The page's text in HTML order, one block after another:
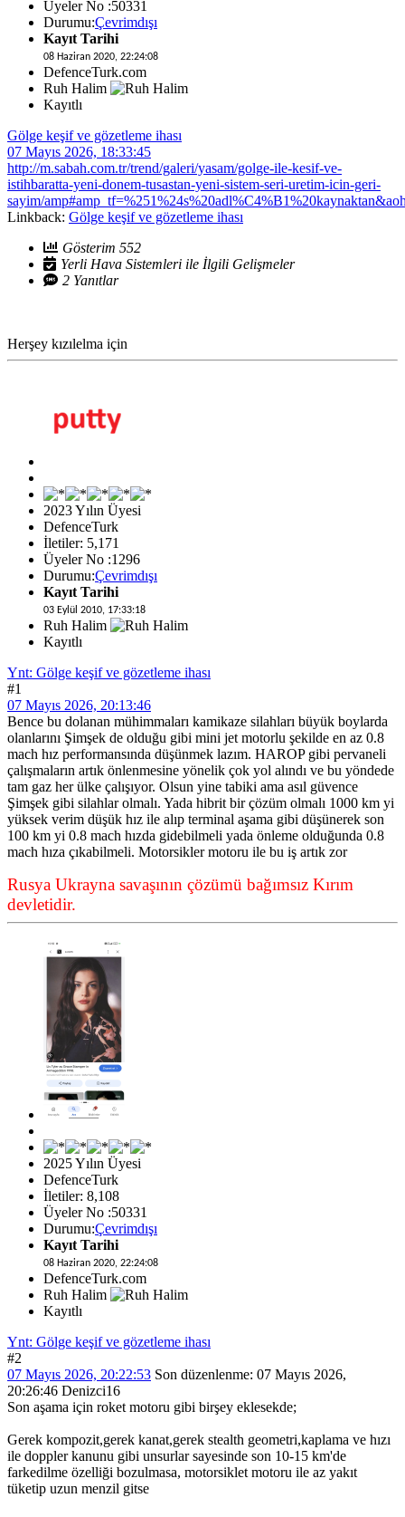
Üyeler No :50331
Durumu:Çevrimdışı
Kayıt Tarihi
08 Haziran 2020, 22:24:08
DefenceTurk.com
Ruh Halim
Kayıtlı
Gölge keşif ve gözetleme ihası
07 Mayıs 2026, 18:33:45
http://m.sabah.com.tr/trend/galeri/yasam/golge-ile-kesif-ve-
istihbaratta-yeni-donem-tusastan-yeni-sistem-seri-uretim-icin-geri-
sayim/
Linkback: Gölge keşif ve gözetleme ihası
Gösterim 552
Yerli Hava Sistemleri ile İlgili Gelişmeler
2 Yanıtlar
Herşey kızılelma için
2023 Yılın Üyesi
DefenceTurk
İletiler: 5,171
Üyeler No :1296
Durumu:Çevrimdışı
Kayıt Tarihi
03 Eylül 2010, 17:33:18
Ruh Halim
Kayıtlı
Ynt: Gölge keşif ve gözetleme ihası
#1
07 Mayıs 2026, 20:13:46
Bence bu dolanan mühimmaları kamikaze silahları büyük boylarda
olanlarını Şimşek de olduğu gibi mini jet motorlu şekilde en az 0.8
mach hız performansında düşünmek lazım. HAROP gibi pervaneli
çalışmaların artık önlenmesine yönelik çok yol alındı ve bu yöndede
tam gaz her ülke çalışıyor. Olsun yine tabiki ama asıl güvence
Şimşek gibi silahlar olmalı. Yada hibrit bir çözüm olmalı 1000 km yi
yüksek verim düşük hız ile alıp terminal aşama gibi düşünerek son
100 km yi 0.8 mach hızda gidebilmeli yada önleme olduğunda 0.8
mach hıza çıkabilmeli. Motorsikler motoru ile bu iş artık zor
Rusya Ukrayna savaşının çözümü bağımsız Kırım
devletidir.
2025 Yılın Üyesi
DefenceTurk
İletiler: 8,108
Üyeler No :50331
Durumu:Çevrimdışı
Kayıt Tarihi
08 Haziran 2020, 22:24:08
DefenceTurk.com
Ruh Halim
Kayıtlı
Ynt: Gölge keşif ve gözetleme ihası
#2
07 Mayıs 2026, 20:22:53 Son düzenlenme: 07 Mayıs 2026,
20:26:46 Denizci16
Son aşama için roket motoru gibi birşey eklesekde;
Gerek kompozit,gerek kanat,gerek stealth geometri,kaplama ve hızı
ile doppler kanunu gibi unsurlar sayesinde son 10-15 km'de
farkedilme özelliği bozulmasa, motorsiklet motoru ile az yakıt
tüketip uzun menzil gitse